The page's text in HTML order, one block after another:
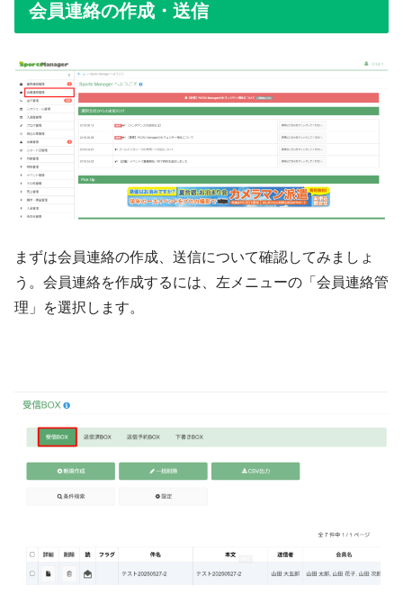
会員連絡の作成・送信
まずは会員連絡の作成、送信について確認してみましょ
う。会員連絡を作成するには、左メニューの「会員連絡管
理」を選択します。